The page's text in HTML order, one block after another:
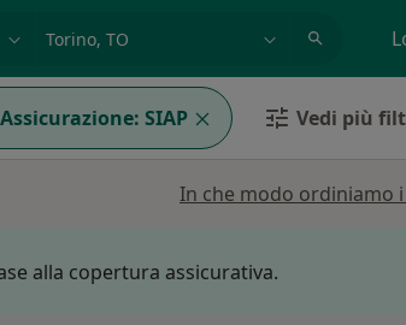
Assicurazione: SIAP Vedi più
In che modo ordiniamo
alla copertura assicurativa.